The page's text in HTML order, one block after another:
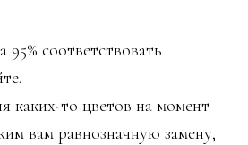
соответствовать
каких-то цветов на момент
вам равнозначную замену,